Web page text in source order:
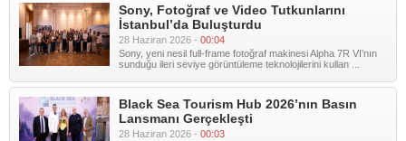
Sony, Fotoğraf ve Video Tutkunlarını
İstanbul’da Buluşturdu
28 Haziran 2026 - 00:04
Sony, yeni nesil full-frame fotoğraf makinesi Alpha 7R VI’nın
sunduğu ileri seviye görüntüleme teknolojilerini kullan ...
Black Sea Tourism Hub 2026’nın Basın
Lansmanı Gerçekleşti
28 Haziran 2026 - 00:03